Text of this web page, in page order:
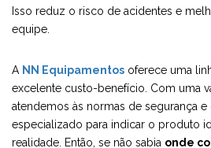
Isso reduz o risco de acidentes e
equipe.
A NN Equipamentos oferece uma
excelente custo-benefício. Com uma
atendemos às normas de segurança
especializado para indicar o produto
realidade. Então, se não sabia onde